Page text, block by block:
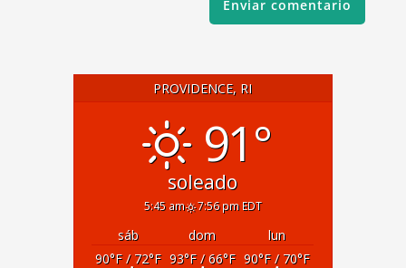
PROVIDENCE, RI
91°
soleado
5:45 am 7:56 pm EDT
sáb dom
lun
90°F/ 72°F 93°F/ 66°F 90°F/ 70°F